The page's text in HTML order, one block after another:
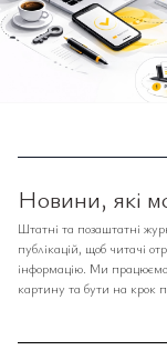
Новини, які
Штатні та позаштатні
публікацій, щоб читачі
інформацію. Ми працюємо
картину та бути на крок